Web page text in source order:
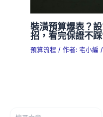
裝潢預算爆表？
招，看完保證不踩
預算流程 / 作者: 宅小編 /